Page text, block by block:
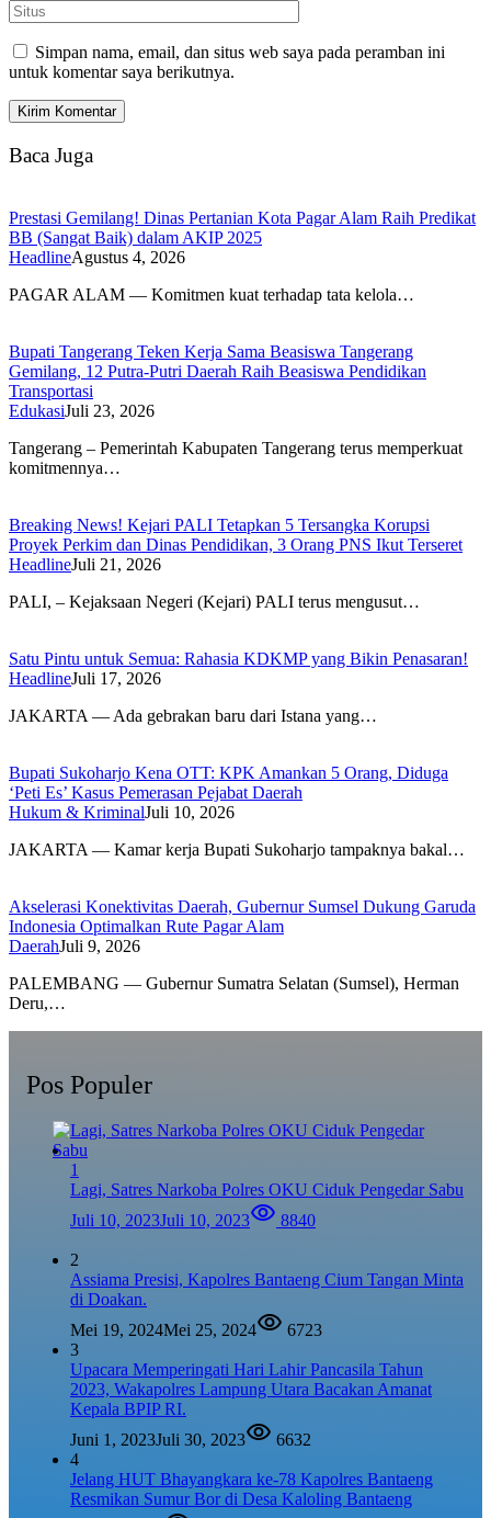
Simpan nama, email, dan situs web saya pada peramban ini
untuk komentar saya berikutnya.
Baca Juga
Prestasi Gemilang! Dinas Pertanian Kota Pagar Alam Raih Predikat
BB (Sangat Baik) dalam AKIP 2025
HeadlineAgustus 4, 2026
PAGAR ALAM — Komitmen kuat terhadap tata kelola…
Bupati Tangerang Teken Kerja Sama Beasiswa Tangerang
Gemilang, 12 Putra-Putri Daerah Raih Beasiswa Pendidikan
Transportasi
EdukasiJuli 23, 2026
Tangerang – Pemerintah Kabupaten Tangerang terus memperkuat
komitmennya…
Breaking News! Kejari PALI Tetapkan 5 Tersangka Korupsi
Proyek Perkim dan Dinas Pendidikan, 3 Orang PNS Ikut Terseret
HeadlineJuli 21, 2026
PALI, – Kejaksaan Negeri (Kejari) PALI terus mengusut…
Satu Pintu untuk Semua: Rahasia KDKMP yang Bikin Penasaran!
HeadlineJuli 17, 2026
JAKARTA — Ada gebrakan baru dari Istana yang…
​Bupati Sukoharjo Kena OTT: KPK Amankan 5 Orang, Diduga
‘Peti Es’ Kasus Pemerasan Pejabat Daerah
Hukum & KriminalJuli 10, 2026
​JAKARTA — Kamar kerja Bupati Sukoharjo tampaknya bakal…
​Akselerasi Konektivitas Daerah, Gubernur Sumsel Dukung Garuda
Indonesia Optimalkan Rute Pagar Alam
DaerahJuli 9, 2026
PALEMBANG — Gubernur Sumatra Selatan (Sumsel), Herman
Deru,…
Pos Populer
1
Lagi, Satres Narkoba Polres OKU Ciduk Pengedar Sabu
Juli 10, 2023Juli 10, 2023 8840
2
Assiama Presisi, Kapolres Bantaeng Cium Tangan Minta
di Doakan.
Mei 19, 2024Mei 25, 2024
6723
3
Upacara Memperingati Hari Lahir Pancasila Tahun
2023, Wakapolres Lampung Utara Bacakan Amanat
Kepala BPIP RI.
Juni 1, 2023Juli 30, 2023
6632
4
Jelang HUT Bhayangkara ke-78 Kapolres Bantaeng
Resmikan Sumur Bor di Desa Kaloling Bantaeng